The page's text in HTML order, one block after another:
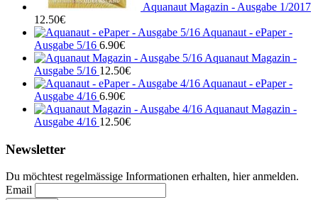
Aquanaut Magazin - Ausgabe 1/2017
12.50€
Aquanaut - ePaper -
Ausgabe 5/16 6.90€
Aquanaut Magazin -
Ausgabe 5/16 12.50€
Aquanaut - ePaper -
Ausgabe 4/16 6.90€
Aquanaut Magazin -
Ausgabe 4/16 12.50€
Newsletter
Du möchtest regelmässige Informationen erhalten, hier anmelden.
Email